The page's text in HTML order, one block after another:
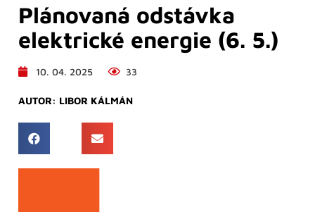
Plánovaná odstávka
elektrické energie (6. 5.)
10. 04. 2025 33
AUTOR: LIBOR KÁLMÁN